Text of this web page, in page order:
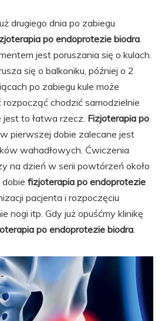
drugiego dnia po zabiegu
po endoprotezie biodra.
jest poruszania się o kulach.
się o balkoniku, później o 2
po zabiegu kule może
chodzić samodzielnie
to łatwa rzecz. Fizjoterapia po
w pierwszej dobie zalecane jest
wahadłowych. Ćwiczenia
na dzień w serii powtórzeń około
fizjoterapia po endoprotezie
pacjenta i rozpoczęciu
nogi itp. Gdy już opuśćmy klinikę
po endoprotezie biodra.